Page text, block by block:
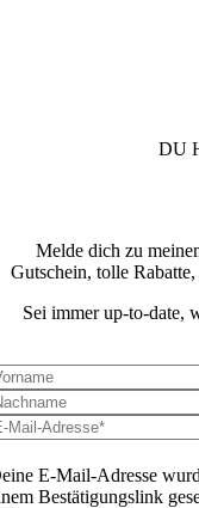
DU
Melde dich zu
Gutschein, tolle
Sei immer up-to-date,
E-Mail-Adresse
Bestätigungslink